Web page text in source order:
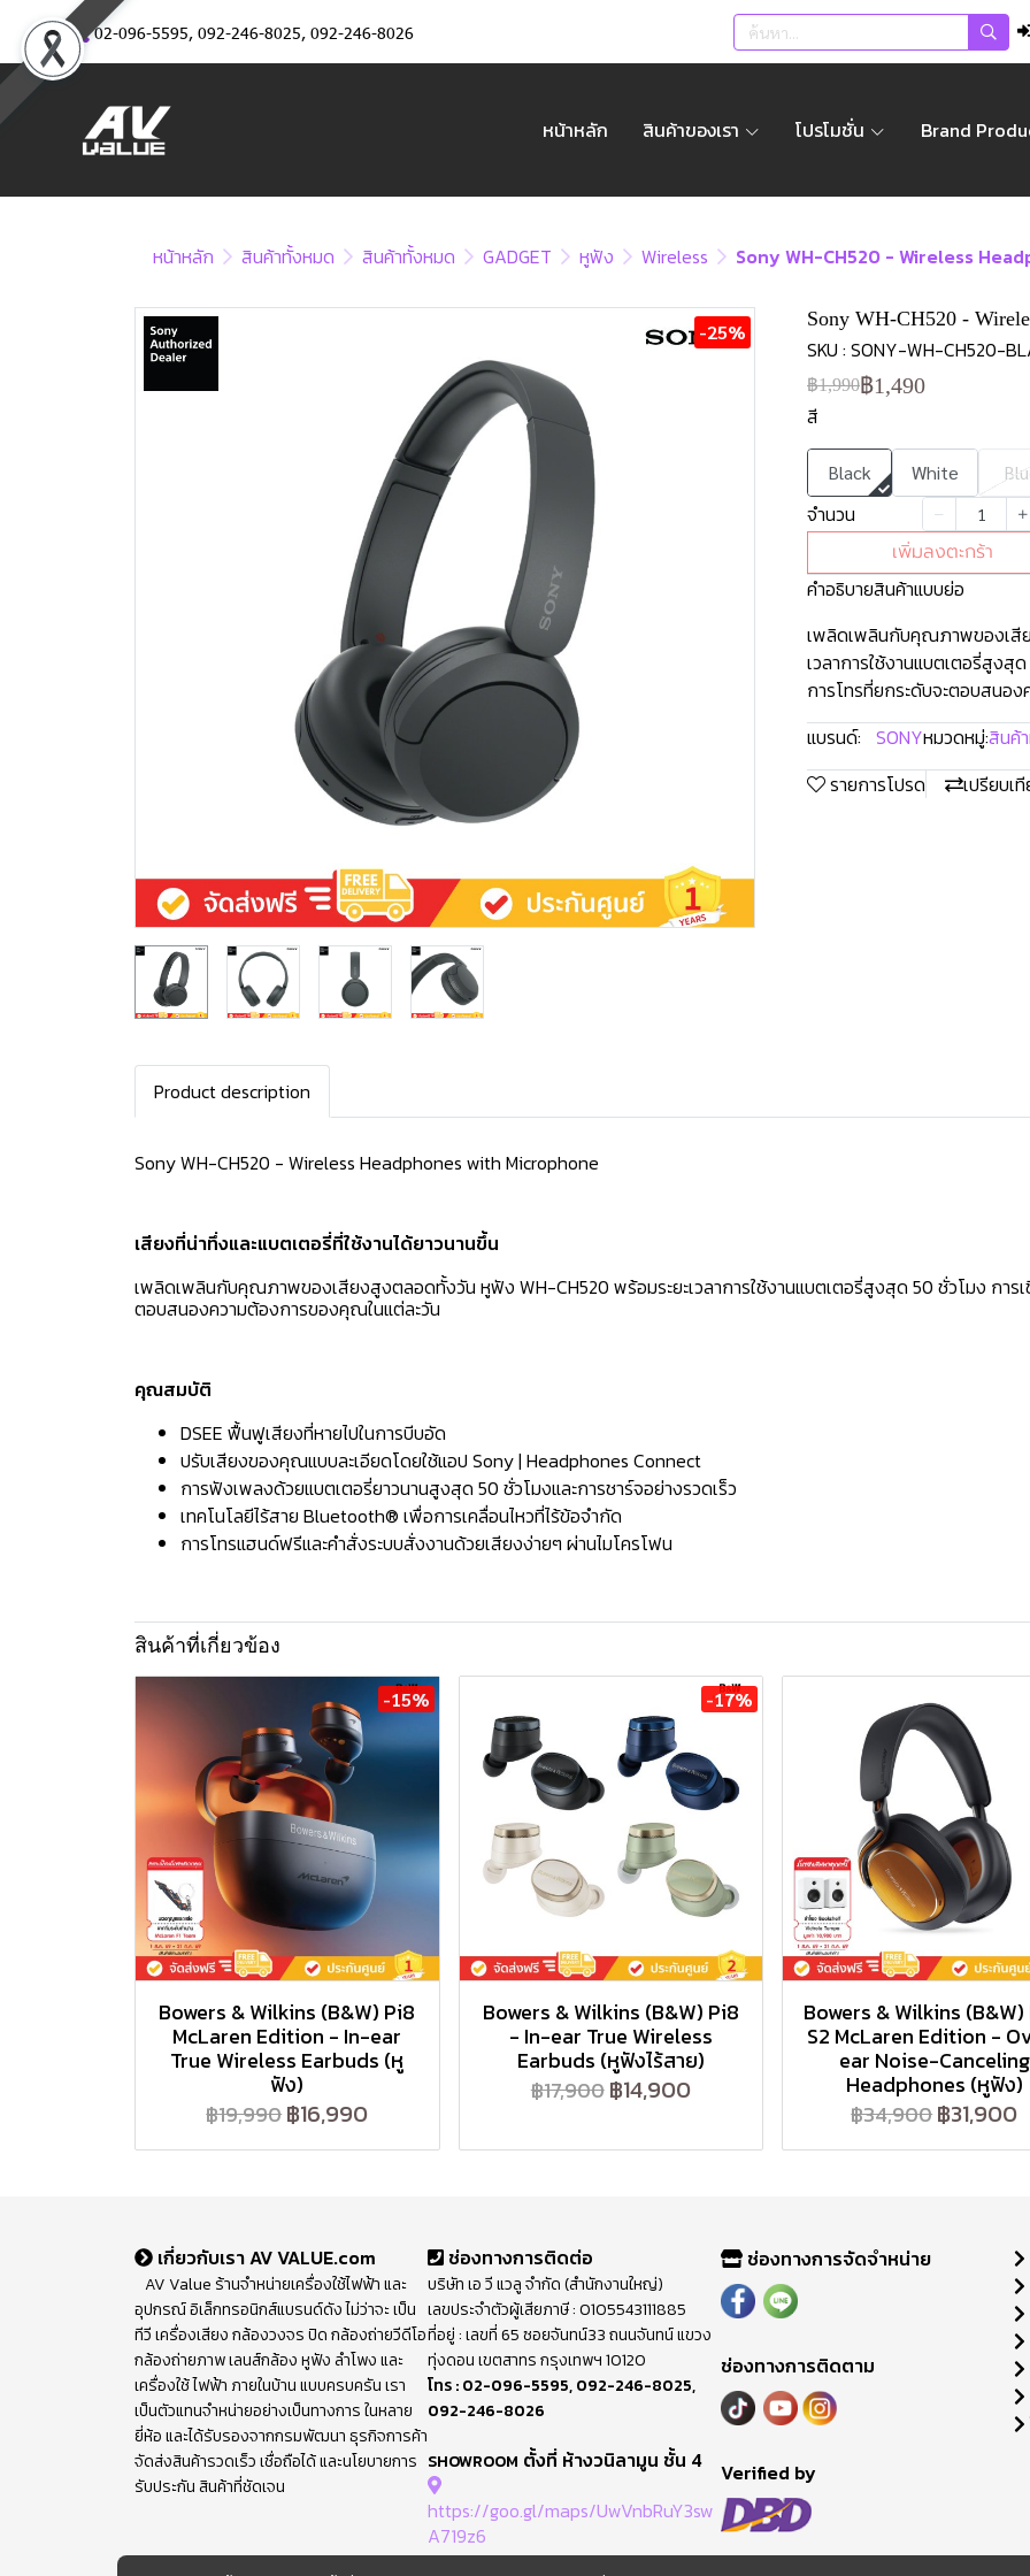
02-096-5595, 092-246-8025, 092-246-8026
หน้าหลัก สินค้าของเรา โปรโมชั่น Brand
หน้าหลัก สินค้าทั้งหมด สินค้าทั้งหมด GADGET หูฟัง Wireless Sony WH-CH520 - Wireless
-25%
Sony WH-CH520 -
SKU : SONY-WH-CH520-
฿1,990฿1,490
สี
Black White
จำนวน
เพิ่มลงตะกร้า
คำอธิบายสินค้าแบบย่อ
เพลิดเพลินกับคุณภาพของเสี
เวลาการใช้งานแบตเตอรี่สูงสุ
การโทรที่ยกระดับจะตอบสนอ
แบรนด์: SONYหมวดหมู่:สินค้
รายการโปรด
เปรียบเ
Product description
Sony WH-CH520 - Wireless Headphones with Microphone
เสียงที่น่าทึ่งและแบตเตอรี่ที่ใช้งานได้ยาวนานขึ้น
เพลิดเพลินกับคุณภาพของเสียงสูงตลอดทั้งวัน หูฟัง WH-CH520 พร้อมระยะเวลาการใช้งานแบตเตอรี่สูงสุด 50 ชั่วโมง การ
ตอบสนองความต้องการของคุณในแต่ละวัน
คุณสมบัติ
DSEE ฟื้นฟูเสียงที่หายไปในการบีบอัด
ปรับเสียงของคุณแบบละเอียดโดยใช้แอป Sony | Headphones Connect
การฟังเพลงด้วยแบตเตอรี่ยาวนานสูงสุด 50 ชั่วโมงและการชาร์จอย่างรวดเร็ว
เทคโนโลยีไร้สาย Bluetooth® เพื่อการเคลื่อนไหวที่ไร้ข้อจำกัด
การโทรแฮนด์ฟรีและคำสั่งระบบสั่งงานด้วยเสียงง่ายๆ ผ่านไมโครโฟน
สินค้าที่เกี่ยวข้อง
-15%
Bowers & Wilkins (B&W) Pi8
McLaren Edition - In-ear
True Wireless Earbuds (หู
ฟัง)
฿19,990฿16,990
-17%
Bowers & Wilkins (B&W) Pi8
- In-ear True Wireless
Earbuds (หูฟังไร้สาย)
฿17,900฿14,900
Bowers & Wilkins
S2 McLaren Edition -
ear Noise-Canceling
Headphones (หูฟัง)
฿34,900฿31,900
เกี่ยวกับเรา AV VALUE.com
AV Value ร้านจำหน่ายเครื่องใช้ไฟฟ้า และ
อุปกรณ์ อิเล็กทรอนิกส์แบรนด์ดัง ไม่ว่าจะ เป็น
ทีวี เครื่องเสียง กล้องวงจร ปิด กล้องถ่ายวีดีโอ
กล้องถ่ายภาพ เลนส์กล้อง หูฟัง ลำโพง และ
เครื่องใช้ ไฟฟ้า ภายในบ้าน แบบครบครัน เรา
เป็นตัวแทนจำหน่ายอย่างเป็นทางการ ในหลาย
ยี่ห้อ และได้รับรองจากกรมพัฒนา ธุรกิจการค้า
จัดส่งสินค้ารวดเร็ว เชื่อถือได้ และนโยบายการ
รับประกัน สินค้าที่ชัดเจน
ช่องทางการติดต่อ
บริษัท เอ วี แวลู จำกัด (สำนักงานใหญ่)
เลขประจำตัวผู้เสียภาษี : 0105543111885
ที่อยู่ : เลขที่ 65 ซอยจันทน์33 ถนนจันทน์ แขวง
ทุ่งดอน เขตสาทร กรุงเทพฯ 10120
โทร :02-096-5595,092-246-8025,
092-246-8026
SHOWROOM ตั้งที่ ห้างวนิลามูน ชั้น 4
https://goo.gl/maps/UwVnbRuY3sw
A719z6
ช่องทางการจัดจำหน่าย
ช่องทางการติดตาม
Verified by